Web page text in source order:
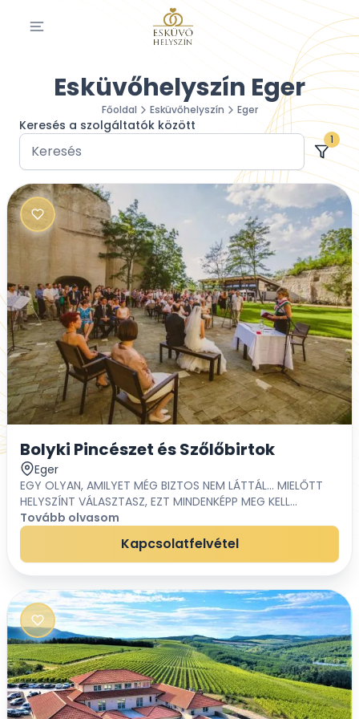
Esküvőhelyszín Eger
Főoldal Esküvőhelyszín Eger
Keresés a szolgáltatók között
1
Bolyki Pincészet és Szőlőbirtok
Eger
EGY OLYAN, AMILYET MÉG BIZTOS NEM LÁTTÁL… MIELŐTT
HELYSZÍNT VÁLASZTASZ, EZT MINDENKÉPP MEG KELL
NÉZNED! Számotokra is tökéletes esküvői helyszín lehet a
Bolyki Pincészet:Ha szeretnétek egy kül...
Tovább olvasom
Kapcsolatfelvétel